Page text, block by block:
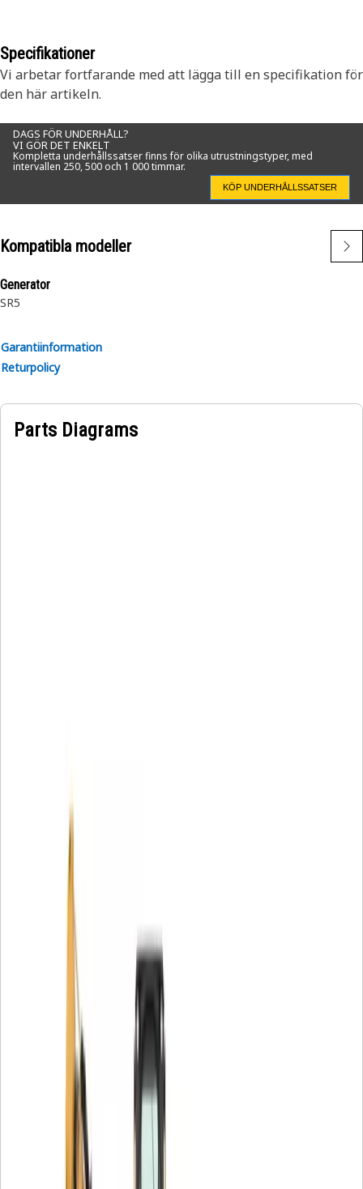
Specifikationer
Vi arbetar fortfarande med att lägga till en specifikation för
den här artikeln.
DAGS FÖR UNDERHÅLL?
VI GÖR DET ENKELT
Kompletta underhållssatser finns för olika utrustningstyper, med
intervallen 250, 500 och 1 000 timmar.
KÖP UNDERHÅLLSSATSER
Kompatibla modeller
Generator
SR5
Garantiinformation
Returpolicy
Parts Diagrams